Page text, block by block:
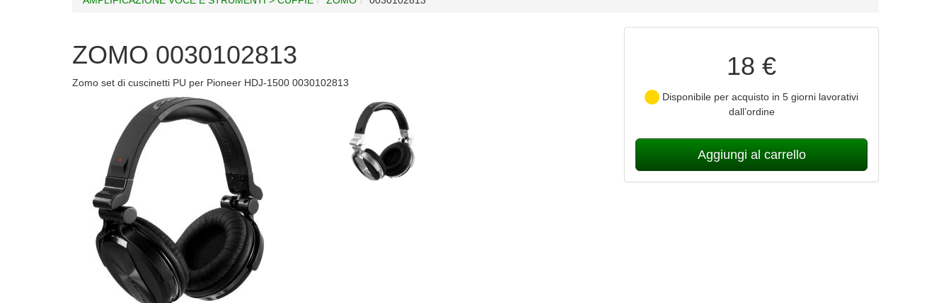
18 €
Disponibile per acquisto in 5 giorni lavorativi
dall’ordine
Aggiungi al carrello
ZOMO 0030102813
Zomo set di cuscinetti PU per Pioneer HDJ-1500 0030102813